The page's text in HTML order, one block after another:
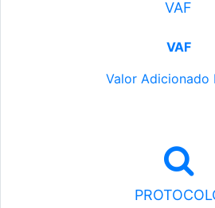
VAF
VAF
Valor Adicionado